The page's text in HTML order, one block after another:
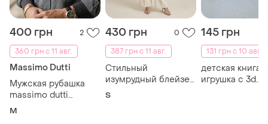
400 грн
2
360 грн с 11 авг.
Massimo Dutti
Мужская рубашка
massimo dutti
размер m серый
M
430 грн
0
387 грн с 11 авг.
Стильный
изумрудный блейзер
wooman s
S
145 грн
131 грн с 10 авг.
детская книга-
игрушка с 3d